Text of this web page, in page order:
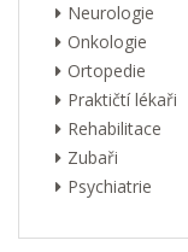
Neurologie
Onkologie
Ortopedie
Praktičtí lékaři
Rehabilitace
Zubaři
Psychiatrie